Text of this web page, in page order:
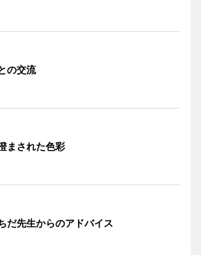
の交流
まされた色彩
だ先生からのアドバイス